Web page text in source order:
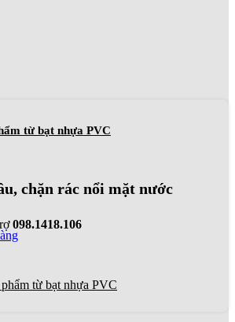
từ bạt nhựa PVC
chặn rác nổi mặt nước
098.1418.106
phẩm từ bạt nhựa PVC